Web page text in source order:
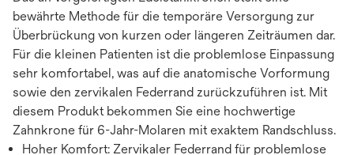
bewährte Methode für die temporäre Versorgung zur
Überbrückung von kurzen oder längeren Zeiträumen dar.
Für die kleinen Patienten ist die problemlose Einpassung
sehr komfortabel, was auf die anatomische Vorformung
sowie den zervikalen Federrand zurückzuführen ist. Mit
diesem Produkt bekommen Sie eine hochwertige
Zahnkrone für 6-Jahr-Molaren mit exaktem Randschluss.
Hoher Komfort: Zervikaler Federrand für problemlose